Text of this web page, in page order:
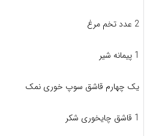
2 عدد تخم مرغ
1 پیمانه شیر
یک چهارم قاشق سوپ خوری نمک
1 قاشق چایخوری شکر